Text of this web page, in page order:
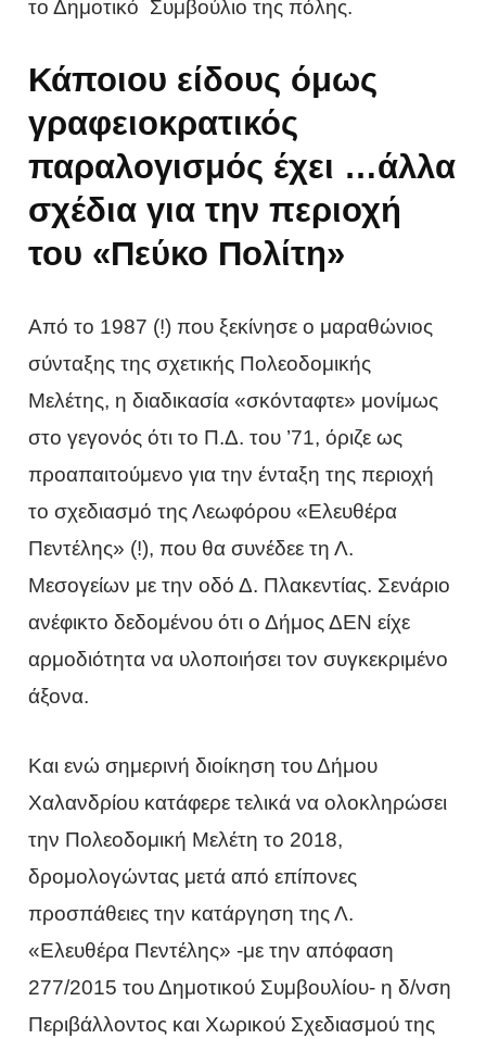
το Δημοτικό Συμβούλιο της πόλης.
Κάποιου είδους όμως
γραφειοκρατικός
παραλογισμός έχει …άλλα
σχέδια για την περιοχή
του «Πεύκο Πολίτη»
Από το 1987 (!) που ξεκίνησε ο μαραθώνιος
σύνταξης της σχετικής Πολεοδομικής
Μελέτης, η διαδικασία «σκόνταφτε» μονίμως
στο γεγονός ότι το Π.Δ. του ’71, όριζε ως
προαπαιτούμενο για την ένταξη της περιοχή
το σχεδιασμό της Λεωφόρου «Ελευθέρα
Πεντέλης» (!), που θα συνέδεε τη Λ.
Μεσογείων με την οδό Δ. Πλακεντίας. Σενάριο
ανέφικτο δεδομένου ότι ο Δήμος ΔΕΝ είχε
αρμοδιότητα να υλοποιήσει τον συγκεκριμένο
άξονα.
Και ενώ σημερινή διοίκηση του Δήμου
Χαλανδρίου κατάφερε τελικά να ολοκληρώσει
την Πολεοδομική Μελέτη το 2018,
δρομολογώντας μετά από επίπονες
προσπάθειες την κατάργηση της Λ.
«Ελευθέρα Πεντέλης» -με την απόφαση
277/2015 του Δημοτικού Συμβουλίου- η δ/νση
Περιβάλλοντος και Χωρικού Σχεδιασμού της